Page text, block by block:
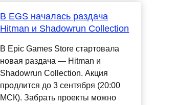
В EGS началась раздача
Hitman и Shadowrun Collection
В Epic Games Store стартовала
новая раздача — Hitman и
Shadowrun Collection. Акция
продлится до 3 сентября (20:00
МСК). Забрать проекты можно